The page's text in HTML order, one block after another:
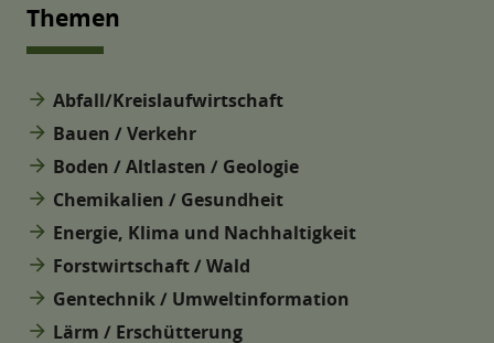
Themen
arrow_forward Abfall/Kreislaufwirtschaft
arrow_forward Bauen / Verkehr
arrow_forward Boden / Altlasten / Geologie
arrow_forward Chemikalien / Gesundheit
arrow_forward Energie, Klima und Nachhaltigkeit
arrow_forward Forstwirtschaft / Wald
arrow_forward Gentechnik / Umweltinformation
arrow_forward Lärm / Erschütterung